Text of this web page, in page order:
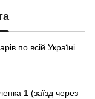
по всій Україні.
1 (заїзд через